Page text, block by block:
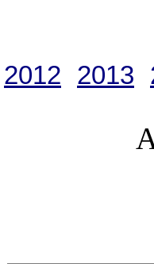
2012 2013